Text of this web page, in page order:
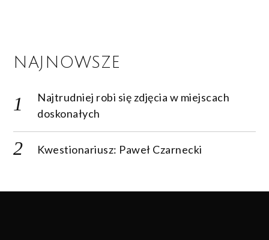
NAJNOWSZE
Najtrudniej robi się zdjęcia w miejscach
doskonałych
Kwestionariusz: Paweł Czarnecki